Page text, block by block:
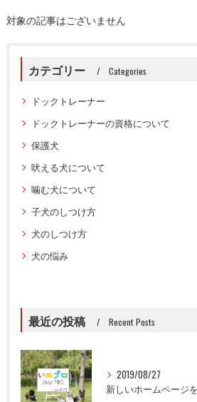
対象の記事はございません
カテゴリー Categories
ドックトレーナー
ドックトレーナーの資格について
保護犬
吠える犬について
噛む犬について
子犬のしつけ方
犬のしつけ方
犬の悩み
最近の投稿 Recent Posts
2019/08/27
新しいホームページ